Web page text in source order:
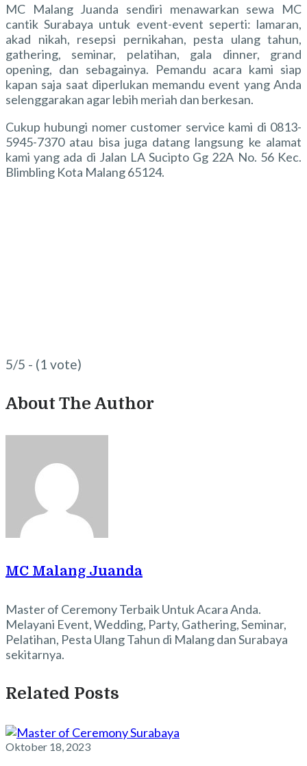
MC Malang Juanda sendiri menawarkan sewa MC
cantik Surabaya untuk event-event seperti: lamaran,
akad nikah, resepsi pernikahan, pesta ulang tahun,
gathering, seminar, pelatihan, gala dinner, grand
opening, dan sebagainya. Pemandu acara kami siap
kapan saja saat diperlukan memandu event yang Anda
selenggarakan agar lebih meriah dan berkesan.
Cukup hubungi nomer customer service kami di 0813-
5945-7370 atau bisa juga datang langsung ke alamat
kami yang ada di Jalan LA Sucipto Gg 22A No. 56 Kec.
Blimbling Kota Malang 65124.
5/5 - (1 vote)
About The Author
MC Malang Juanda
Master of Ceremony Terbaik Untuk Acara Anda.
Melayani Event, Wedding, Party, Gathering, Seminar,
Pelatihan, Pesta Ulang Tahun di Malang dan Surabaya
sekitarnya.
Related Posts
Oktober 18, 2023